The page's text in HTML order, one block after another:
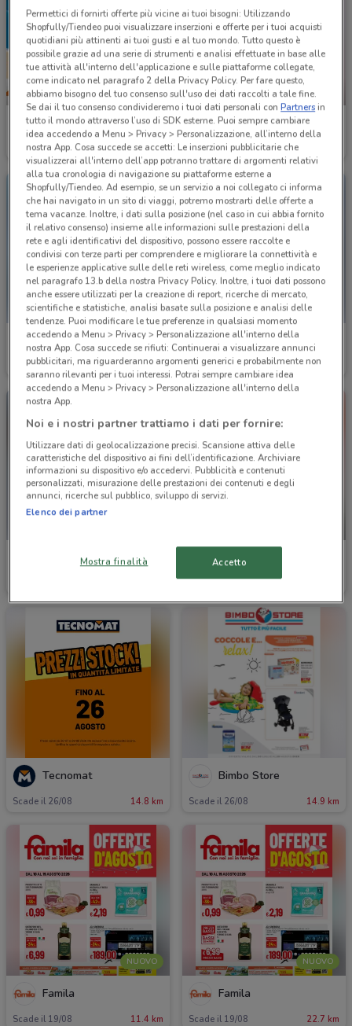
-1 GIORNO
Conad
Scade domani 5.4 km
-2 GIORNI
Conad City
Scade mercoledì
Euronics
Scade il 19/08 14.4 km
Euronics
Scade il 19/08 14.4 km
Toys Center Famila Superstore
Tecnomat
Scade il 26/08 14.8 km
Bimbo Store
Scade il 26/08 14.9 km
NUOVO
Famila
Scade il 19/08 11.4 km
NUOVO
Famila
Scade il 19/08 22.7 km
Permettici di fornirti offerte più vicine ai tuoi bisogni: Utilizzando
Shopfully/Tiendeo puoi visualizzare inserzioni e offerte per i tuoi acquisti
quotidiani più attinenti ai tuoi gusti e al tuo mondo. Tutto questo è
possibile grazie ad una serie di strumenti e analisi effettuate in base alle
tue attività all'interno dell'applicazione e sulle piattaforme collegate,
come indicato nel paragrafo 2 della Privacy Policy. Per fare questo,
abbiamo bisogno del tuo consenso sull'uso dei dati raccolti a tale fine.
Se dai il tuo consenso condivideremo i tuoi dati personali conPartnersin
tutto il mondo attraverso l’uso di SDK esterne. Puoi sempre cambiare
idea accedendo a Menu > Privacy > Personalizzazione, all’interno della
nostra App. Cosa succede se accetti: Le inserzioni pubblicitarie che
visualizzerai all'interno dell’app potranno trattare di argomenti relativi
alla tua cronologia di navigazione su piattaforme esterne a
Shopfully/Tiendeo. Ad esempio, se un servizio a noi collegato ci informa
che hai navigato in un sito di viaggi, potremo mostrarti delle offerte a
tema vacanze. Inoltre, i dati sulla posizione (nel caso in cui abbia fornito
il relativo consenso) insieme alle informazioni sulle prestazioni della
rete e agli identificativi del dispositivo, possono essere raccolte e
condivisi con terze parti per comprendere e migliorare la connettività e
le esperienze applicative sulle delle reti wireless, come meglio indicato
nel paragrafo 13.b della nostra Privacy Policy. Inoltre, i tuoi dati possono
anche essere utilizzati per la creazione di report, ricerche di mercato,
scientifiche e statistiche, analisi basate sulla posizione e analisi delle
tendenze. Puoi modificare le tue preferenze in qualsiasi momento
accedendo a Menu > Privacy > Personalizzazione all'interno della
nostra App. Cosa succede se rifiuti: Continuerai a visualizzare annunci
pubblicitari, ma riguarderanno argomenti generici e probabilmente non
saranno rilevanti per i tuoi interessi. Potrai sempre cambiare idea
accedendo a Menu > Privacy > Personalizzazione all'interno della
nostra App.
Noi e i nostri partner trattiamo i dati per fornire:
Utilizzare dati di geolocalizzazione precisi. Scansione attiva delle
caratteristiche del dispositivo ai fini dell’identificazione. Archiviare
informazioni su dispositivo e/o accedervi. Pubblicità e contenuti
personalizzati, misurazione delle prestazioni dei contenuti e degli
annunci, ricerche sul pubblico, sviluppo di servizi.
Elenco dei partner
Mostra finalità Accetto